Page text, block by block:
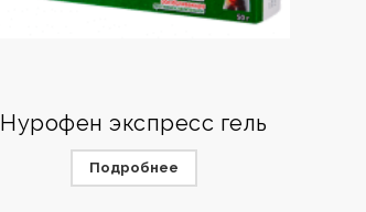
Нурофен экспресс гель
Подробнее